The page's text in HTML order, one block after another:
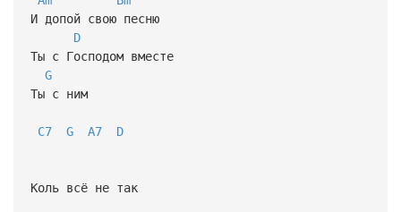
И допой свою песню
D
Ты с Господом вместе
G
Ты с ним
C7 G A7 D
Коль всё не так